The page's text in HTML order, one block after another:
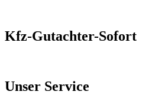
Kfz-Gutachter-Sofort
Unser Service